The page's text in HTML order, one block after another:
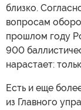
близко.
вопросам
прошлом году
900
нарастает:
Есть и еще
из Главного